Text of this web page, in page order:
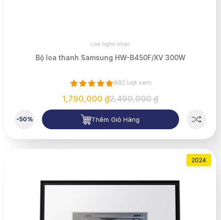
Loa nghe nhạc
Bộ loa thanh Samsung HW-B450F/XV 300W
882 lượt xem
1,790,000 ₫2,490,000 ₫
-50% Thêm Giỏ Hàng
2024